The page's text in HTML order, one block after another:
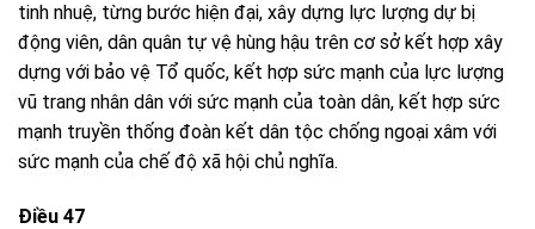
tinh nhuệ, từng bước hiện đại, xây dựng lực lượng dự bị
động viên, dân quân tự vệ hùng hậu trên cơ sở kết hợp xây
dựng với bảo vệ Tổ quốc, kết hợp sức mạnh của lực lượng
vũ trang nhân dân với sức mạnh của toàn dân, kết hợp sức
mạnh truyền thống đoàn kết dân tộc chống ngoại xâm với
sức mạnh của chế độ xã hội chủ nghĩa.
Điều 47